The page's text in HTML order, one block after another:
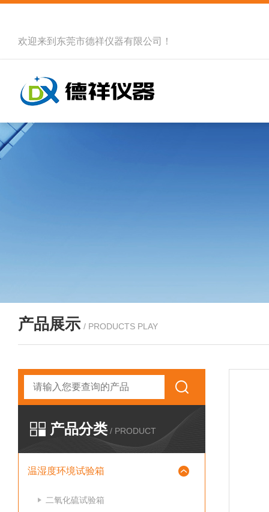
欢迎来到 东莞市德祥仪器有限公司 ！
产品展示 / PRODUCTS PLAY
产品分类 / PRODUCT
温湿度环境试验箱
二氧化硫试验箱